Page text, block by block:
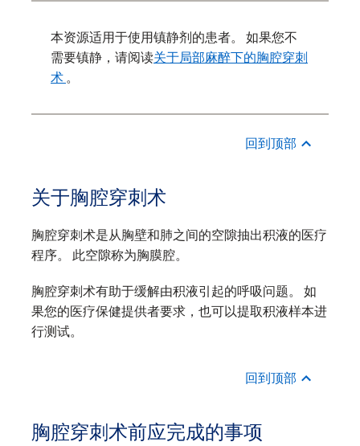
本资源适用于使用镇静剂的患者。 如果您不
需要镇静，请阅读关于局部麻醉下的胸腔穿刺
术 。
回到顶部
关于胸腔穿刺术
胸腔穿刺术是从胸壁和肺之间的空隙抽出积液的医疗
程序。 此空隙称为胸膜腔。
胸腔穿刺术有助于缓解由积液引起的呼吸问题。 如
果您的医疗保健提供者要求，也可以提取积液样本进
行测试。
回到顶部
胸腔穿刺术前应完成的事项